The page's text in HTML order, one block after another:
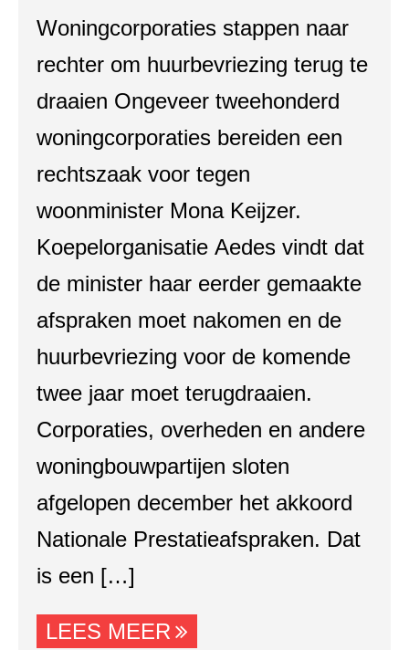
Woningcorporaties stappen naar
rechter om huurbevriezing terug te
draaien Ongeveer tweehonderd
woningcorporaties bereiden een
rechtszaak voor tegen
woonminister Mona Keijzer.
Koepelorganisatie Aedes vindt dat
de minister haar eerder gemaakte
afspraken moet nakomen en de
huurbevriezing voor de komende
twee jaar moet terugdraaien.
Corporaties, overheden en andere
woningbouwpartijen sloten
afgelopen december het akkoord
Nationale Prestatieafspraken. Dat
is een […]
LEES MEER